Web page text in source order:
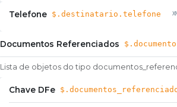
Telefone $.destinatario.telefone
Documentos Referenciados
Lista de objetos do tipo
Chave DFe